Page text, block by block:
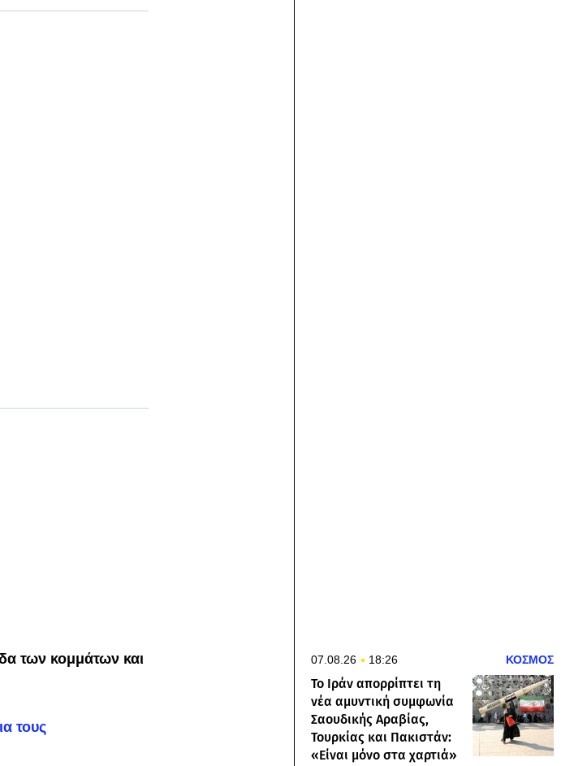
των κομμάτων και
τους
07.08.26 18:26 ΚΟΣΜΟΣ
Το Ιράν απορρίπτει τη
νέα αμυντική συμφωνία
Σαουδικής Αραβίας,
Τουρκίας και Πακιστάν:
«Είναι μόνο στα χαρτιά»